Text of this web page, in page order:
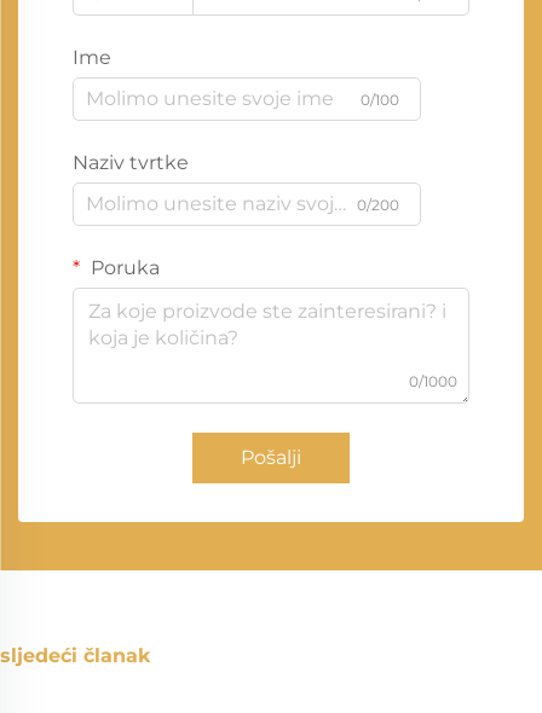
Ime
0/100
Naziv tvrtke
0/200
Poruka
0/1000
Pošalji
sljedeći članak